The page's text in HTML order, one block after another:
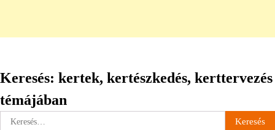
Keresés: kertek, kertészkedés, kerttervezés
témájában
Keresés: